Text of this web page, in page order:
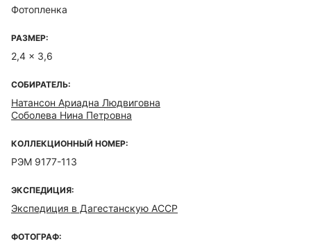
Фотопленка
РАЗМЕР:
2,4 x 3,6
СОБИРАТЕЛЬ:
Натансон Ариадна Людвиговна
Соболева Нина Петровна
КОЛЛЕКЦИОННЫЙ НОМЕР:
РЭМ 9177-113
ЭКСПЕДИЦИЯ:
Экспедиция в Дагестанскую АССР
ФОТОГРАФ: